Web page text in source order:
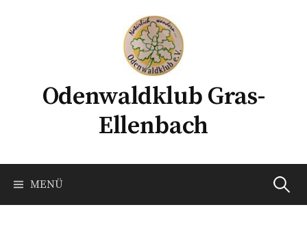
Odenwaldklub Gras-
Ellenbach
MENÜ Suche